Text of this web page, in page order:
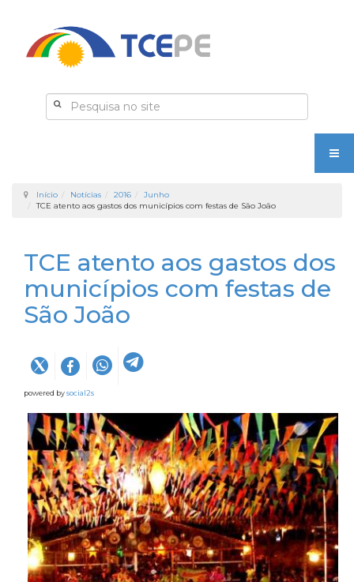
Início Notícias 2016
Junho
TCE atento aos gastos dos municípios com festas de São João
TCE atento aos gastos dos
municípios com festas de
São João
powered bysocial2s